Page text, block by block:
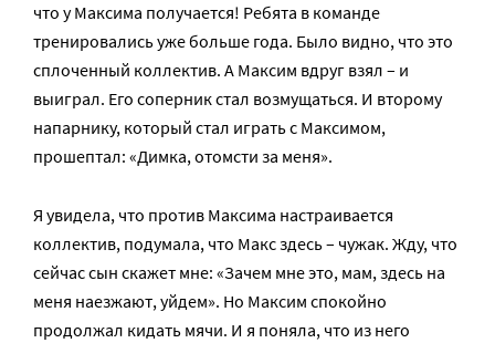
что у Максима получается! Ребята в команде
тренировались уже больше года. Было видно, что это
сплоченный коллектив. А Максим вдруг взял – и
выиграл. Его соперник стал возмущаться. И второму
напарнику, который стал играть с Максимом,
прошептал: «Димка, отомсти за меня».
Я увидела, что против Максима настраивается
коллектив, подумала, что Макс здесь – чужак. Жду, что
сейчас сын скажет мне: «Зачем мне это, мам, здесь на
меня наезжают, уйдем». Но Максим спокойно
продолжал кидать мячи. И я поняла, что из него